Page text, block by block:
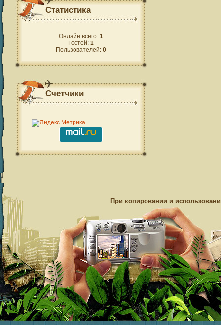
Статистика
Онлайн всего: 1
Гостей: 1
Пользователей: 0
Счетчики
При копировании и